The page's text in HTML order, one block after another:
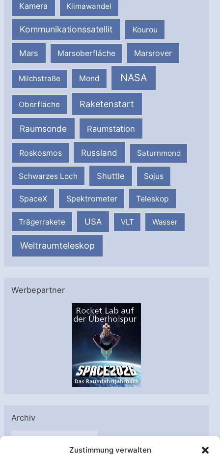
Zustimmung verwalten
Kamera Klimawandel
Kommunikationssatellit Kourou
Mars Marsoberfläche Marsrover
Milchstraße Mond NASA
Oberfläche Raketenstart
Raumsonde Raumstation
Roskosmos Russland Saturnmond
Schwarzes Loch Shuttle Sojus
SpaceX Spektrometer Teleskop
Trägerrakete USA VLT Wasser
Weltraumteleskop
Werbepartner
Archiv
A